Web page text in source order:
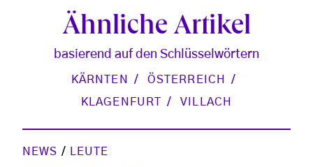
Ähnliche Artikel
basierend auf den Schlüsselwörtern
KÄRNTEN
ÖSTERREICH
KLAGENFURT
VILLACH
NEWS / LEUTE